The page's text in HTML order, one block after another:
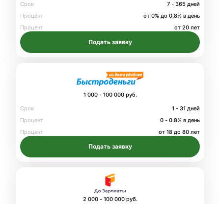
Срок
7 - 365 дней
Процент
от 0% до 0,8% в день
Процент
от 20 лет
Подать заявку
1 000 - 100 000 руб.
Срок
1 - 31 дней
Процент
0 - 0.8% в день
Процент
от 18 до 80 лет
Подать заявку
2 000 - 100 000 руб.